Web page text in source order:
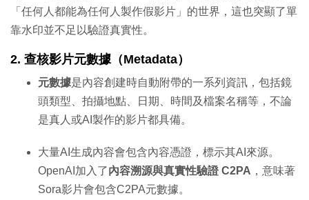
「任何人都能為任何人製作假影片」的世界，這也突顯了單
靠水印並不足以驗證真實性。
2. 查核影片元數據（Metadata）
元數據是內容創建時自動附帶的一系列資訊，包括鏡
頭類型、拍攝地點、日期、時間及檔案名稱等，不論
是真人或AI製作的影片都具備。
大量AI生成內容會包含內容憑證，標示其AI來源。
OpenAI加入了內容溯源與真實性驗證 C2PA ，意味著
Sora影片會包含C2PA元數據。